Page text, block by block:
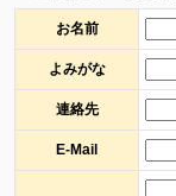
お名前
よみがな
連絡先
E-Mail